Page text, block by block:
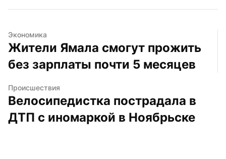
Экономика
Жители Ямала смогут прожить
без зарплаты почти 5 месяцев
Происшествия
Велосипедистка пострадала в
ДТП с иномаркой в Ноябрьске